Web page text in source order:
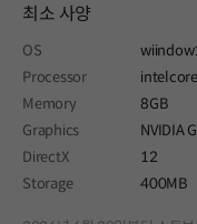
최소 사양
OS
Processor
Memory
8GB
Graphics
NVIDIA
DirectX
12
Storage
400MB